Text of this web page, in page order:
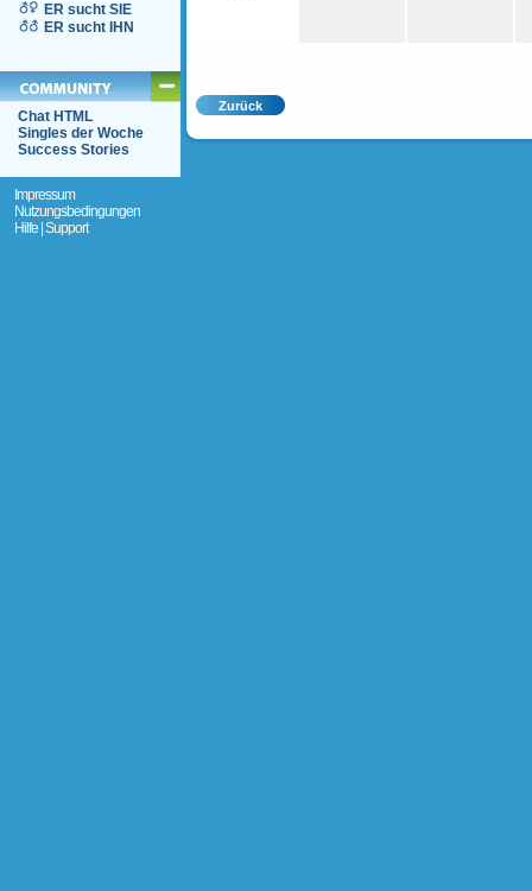
ER sucht SIE
ER sucht IHN
Chat HTML
Singles der Woche
Success Stories
Impressum
Nutzungsbedingungen
Hilfe | Support